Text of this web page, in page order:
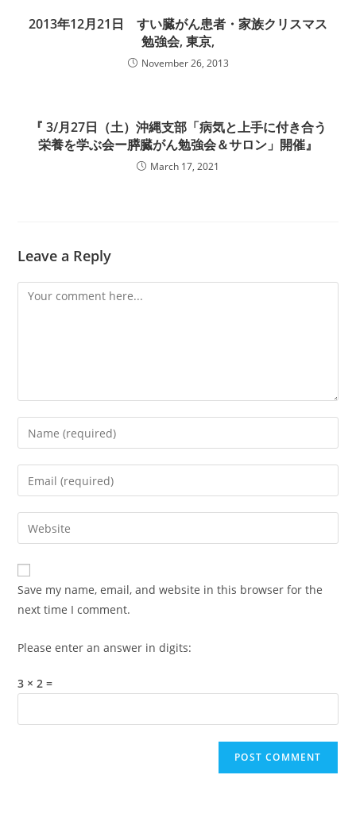
2013年12月21日 すい臓がん患者・家族クリスマス
勉強会, 東京,
November 26, 2013
『 3/月27日（土）沖縄支部「病気と上手に付き合う
栄養を学ぶ会ー膵臓がん勉強会＆サロン」開催』
March 17, 2021
Leave a Reply
Comment
Enter
your
name
comment
Enter
your
email
address
comment
Enter
your
website
URL
(optional)
Save my name, email, and website in this browser for the
next time I comment.
Please enter an answer in digits:
3 × 2 =